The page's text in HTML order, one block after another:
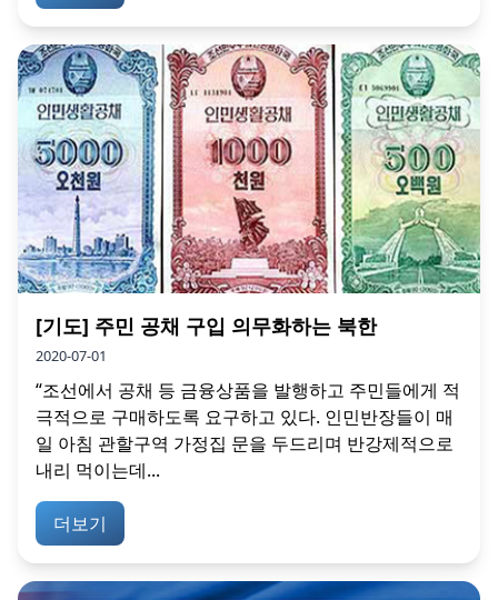
[기도] 주민 공채 구입 의무화하는 북한
2020-07-01
“조선에서 공채 등 금융상품을 발행하고 주민들에게 적
극적으로 구매하도록 요구하고 있다. 인민반장들이 매
일 아침 관할구역 가정집 문을 두드리며 반강제적으로
내리 먹이는데...
더보기